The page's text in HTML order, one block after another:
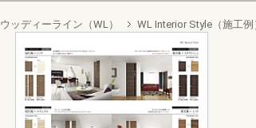
ウッディーライン（WL） WL Interior Style（施工例